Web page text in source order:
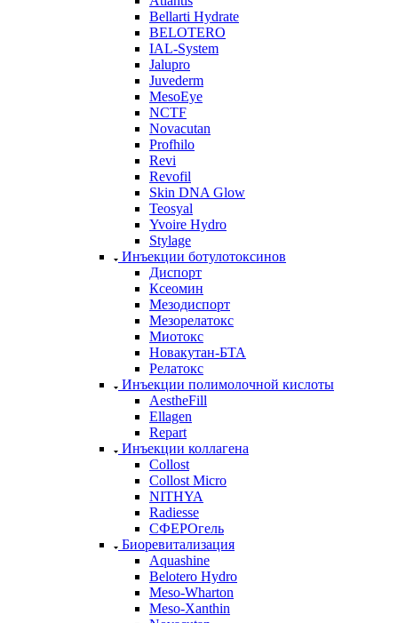
Bellarti Hydrate
BELOTERO
IAL-System
Jalupro
Juvederm
MesoEye
NCTF
Novacutan
Profhilo
Revi
Revofil
Skin DNA Glow
Teosyal
Yvoire Hydro
Stylage
Инъекции ботулотоксинов
Диспорт
Ксеомин
Мезодиспорт
Мезорелатокс
Миотокс
Новакутан-БТА
Релатокс
Инъекции полимолочной кислоты
AestheFill
Ellagen
Repart
Инъекции коллагена
Collost
Collost Micro
NITHYA
Radiesse
СФЕРОгель
Биоревитализация
Aquashine
Belotero Hydro
Meso-Wharton
Meso-Xanthin